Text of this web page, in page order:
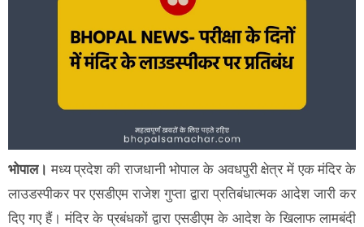
भोपाल। मध्य प्रदेश की राजधानी भोपाल के अवधपुरी क्षेत्र में एक मंदिर के
लाउडस्पीकर पर एसडीएम राजेश गुप्ता द्वारा प्रतिबंधात्मक आदेश जारी कर
दिए गए हैं। मंदिर के प्रबंधकों द्वारा एसडीएम के आदेश के खिलाफ लामबंदी